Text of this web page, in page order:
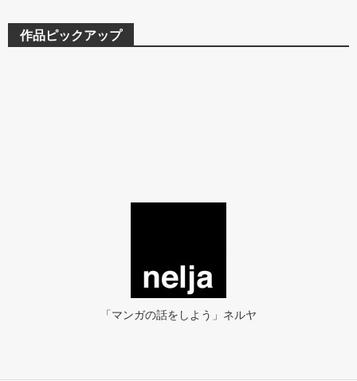
作品ピックアップ
「マンガの話をしよう」ネルヤ